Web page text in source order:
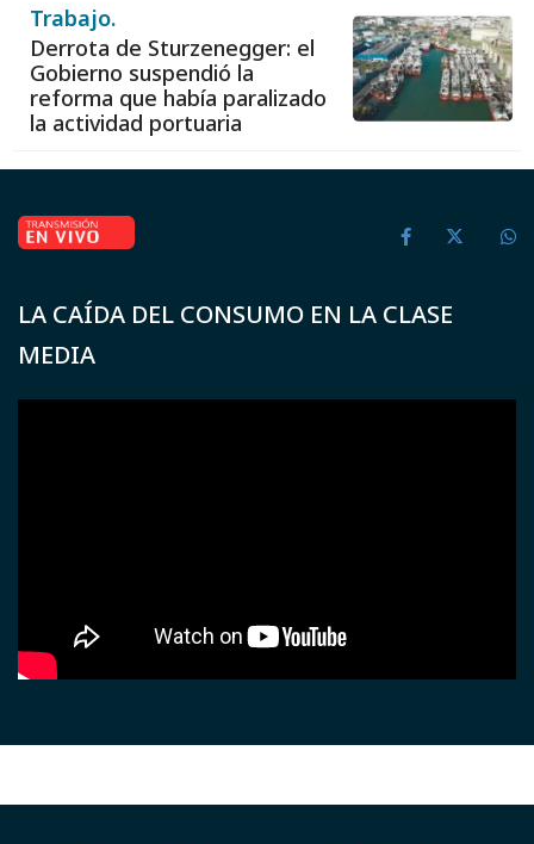
Trabajo.
Derrota de Sturzenegger: el
Gobierno suspendió la
reforma que había paralizado
la actividad portuaria
LA CAÍDA DEL CONSUMO EN LA CLASE
MEDIA